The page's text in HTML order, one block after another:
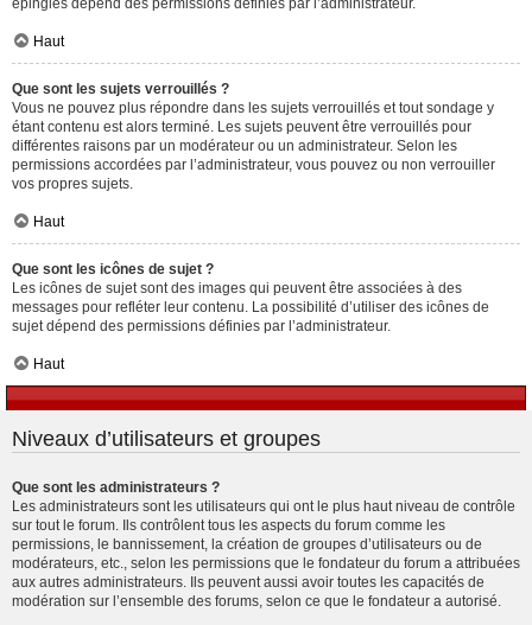
Haut
Que sont les sujets verrouillés ?
Vous ne pouvez plus répondre dans les sujets verrouillés et tout sondage y
étant contenu est alors terminé. Les sujets peuvent être verrouillés pour
différentes raisons par un modérateur ou un administrateur. Selon les
permissions accordées par l’administrateur, vous pouvez ou non verrouiller
vos propres sujets.
Haut
Que sont les icônes de sujet ?
Les icônes de sujet sont des images qui peuvent être associées à des
messages pour refléter leur contenu. La possibilité d’utiliser des icônes de
sujet dépend des permissions définies par l’administrateur.
Haut
Niveaux d’utilisateurs et groupes
Que sont les administrateurs ?
Les administrateurs sont les utilisateurs qui ont le plus haut niveau de contrôle
sur tout le forum. Ils contrôlent tous les aspects du forum comme les
permissions, le bannissement, la création de groupes d’utilisateurs ou de
modérateurs, etc., selon les permissions que le fondateur du forum a attribuées
aux autres administrateurs. Ils peuvent aussi avoir toutes les capacités de
modération sur l’ensemble des forums, selon ce que le fondateur a autorisé.